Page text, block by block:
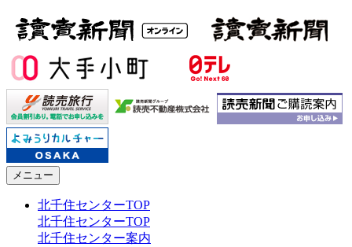
メニュー
北千住センターTOP
北千住センターTOP
北千住センター案内